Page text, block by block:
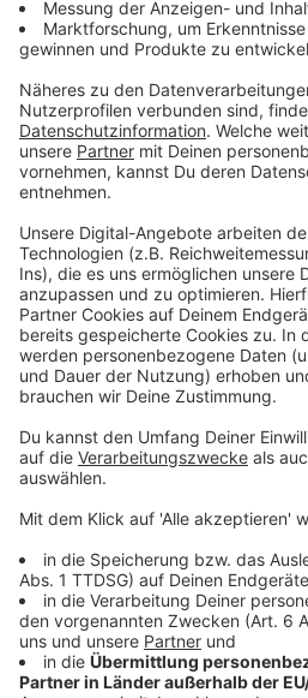
zwei Großtagespflegen für
Quartiersgarage.
Anzeige
Unternehmen informiert
Wie das Unternehmen weiter
Tagen zudem ein Rundbrief an
Nachbarschaft verteilt. Man
Beeinträchtigungen durch
gering wie möglich zu halten,
Ort mit. In jedem Fall sollen die
geringer ausfallen als in der
Gründungsarbeiten seien längst
Tiefgarage und zwei Drittel
Baustopp Anfang Februar 2019
Anzeige